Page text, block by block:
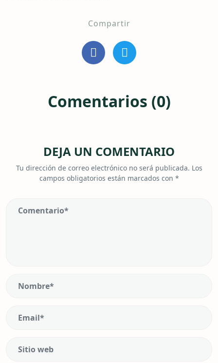
Compartir
Comentarios (0)
DEJA UN COMENTARIO
Tu dirección de correo electrónico no será publicada. Los
campos obligatorios están marcados con *